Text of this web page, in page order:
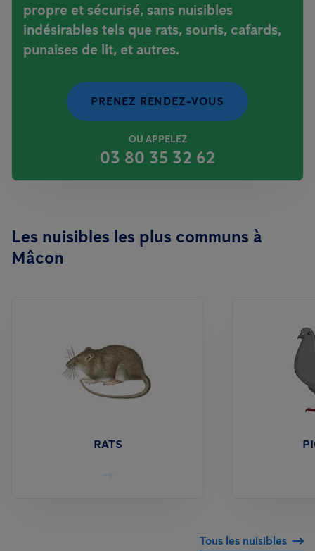
propre et sécurisé, sans nuisibles
indésirables tels que rats, souris, cafards,
punaises de lit, et autres.
PRENEZ RENDEZ-VOUS
OU APPELEZ
03 80 35 32 62
Les nuisibles les plus communs à
Mâcon
RATS
Tous les nuisibles